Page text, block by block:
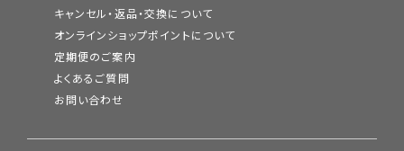
キャンセル・返品・交換について
オンラインショップポイントについて
定期便のご案内
よくあるご質問
お問い合わせ